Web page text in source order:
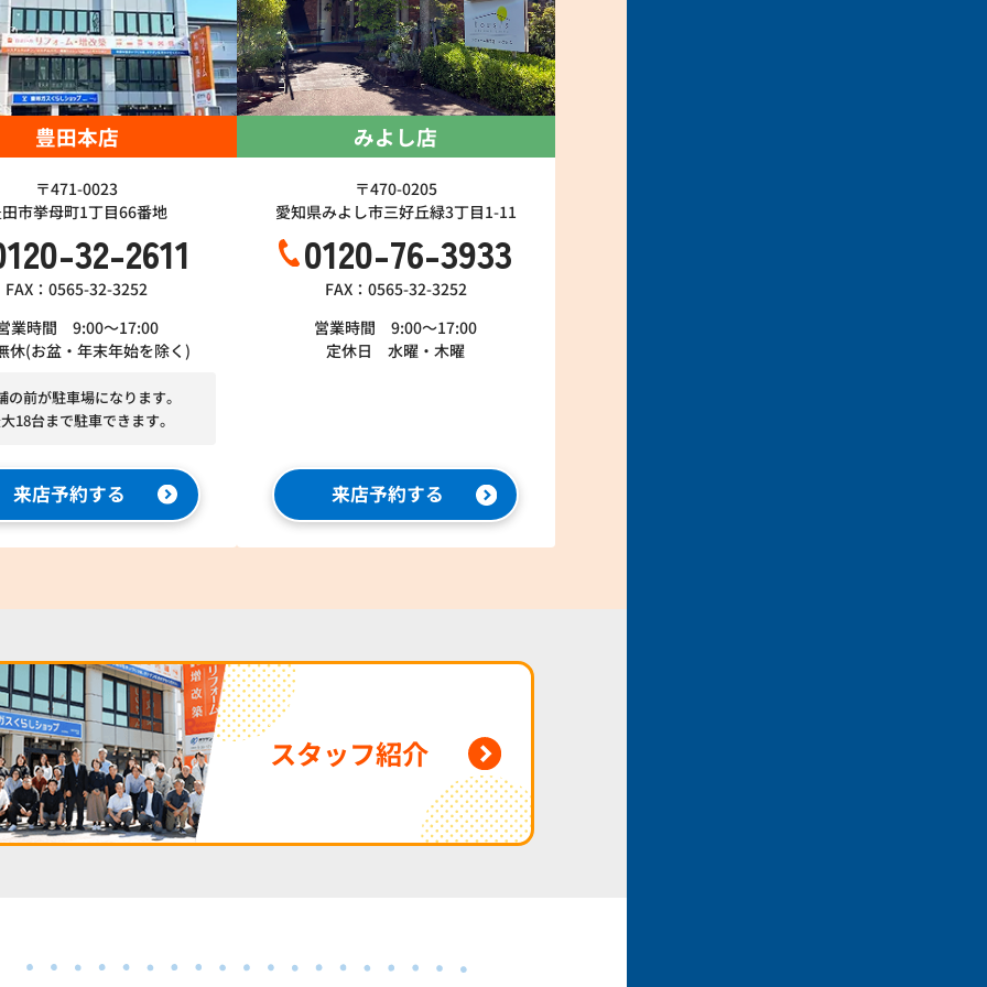
豊田本店
〒471-0023
市挙母町1丁目66番地
32-2611
FAX：0565-32-3252
業時間 9:00～17:00
休(お盆・年末年始を除く)
の前が駐車場になります。
18台まで駐車できます。
来店予約する
みよし店
〒470-0205
愛知県みよし市三好丘緑3丁目1-11
0120-76-3933
FAX：0565-32-3252
営業時間 9:00～17:00
定休日 水曜・木曜
来店予約する
スタッフ紹介